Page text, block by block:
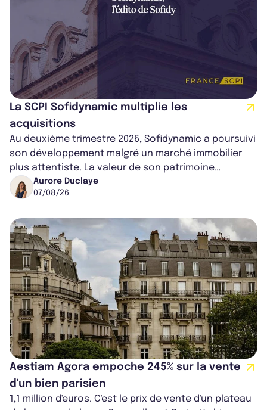
La SCPI Sofidynamic multiplie les
acquisitions
Au deuxième trimestre 2026, Sofidynamic a poursuivi
son développement malgré un marché immobilier
plus attentiste. La valeur de son patrimoine
progresse de 3,8% à périmètre constan...
Aurore Duclaye
07/08/26
Aestiam Agora empoche 245% sur la vente
d'un bien parisien
1,1 million d'euros. C'est le prix de vente d'un plateau